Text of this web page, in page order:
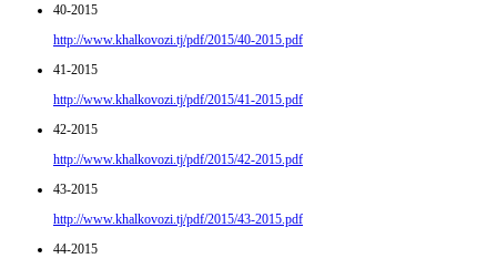
40-2015
http://www.khalkovozi.tj/pdf/2015/40-2015.pdf
41-2015
http://www.khalkovozi.tj/pdf/2015/41-2015.pdf
42-2015
http://www.khalkovozi.tj/pdf/2015/42-2015.pdf
43-2015
http://www.khalkovozi.tj/pdf/2015/43-2015.pdf
44-2015